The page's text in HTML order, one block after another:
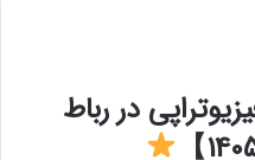
فیزیوتراپی در رباط